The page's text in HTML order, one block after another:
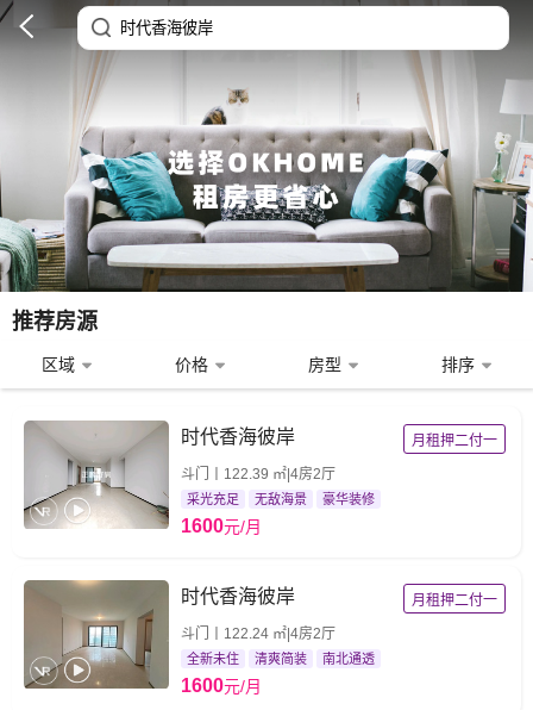
推荐房源
区域 价格 房型 排序
时代香海彼岸
月租押二付一
斗门丨122.39 ㎡|4房2厅
采光充足 无敌海景 豪华装修
1600元/月
时代香海彼岸
月租押二付一
斗门丨122.24 ㎡|4房2厅
全新未住 清爽简装 南北通透
1600元/月